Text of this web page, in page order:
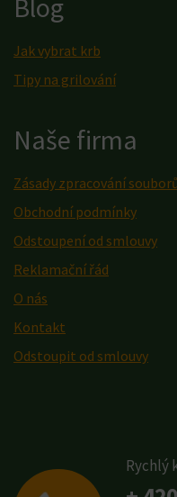
Blog
Jak vybrat krb
Tipy na grilování
Naše firma
Zásady zpracování
Obchodní podmínky
Odstoupení od smlouvy
Reklamační řád
O nás
Kontakt
Odstoupit od smlouvy
Rychlý